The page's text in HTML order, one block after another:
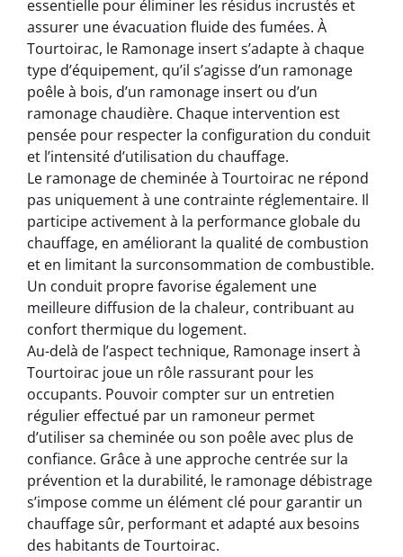
essentielle pour éliminer les résidus incrustés et
assurer une évacuation fluide des fumées. À
Tourtoirac, le Ramonage insert s’adapte à chaque
type d’équipement, qu’il s’agisse d’un ramonage
poêle à bois, d’un ramonage insert ou d’un
ramonage chaudière. Chaque intervention est
pensée pour respecter la configuration du conduit
et l’intensité d’utilisation du chauffage.
Le ramonage de cheminée à Tourtoirac ne répond
pas uniquement à une contrainte réglementaire. Il
participe activement à la performance globale du
chauffage, en améliorant la qualité de combustion
et en limitant la surconsommation de combustible.
Un conduit propre favorise également une
meilleure diffusion de la chaleur, contribuant au
confort thermique du logement.
Au-delà de l’aspect technique, Ramonage insert à
Tourtoirac joue un rôle rassurant pour les
occupants. Pouvoir compter sur un entretien
régulier effectué par un ramoneur permet
d’utiliser sa cheminée ou son poêle avec plus de
confiance. Grâce à une approche centrée sur la
prévention et la durabilité, le ramonage débistrage
s’impose comme un élément clé pour garantir un
chauffage sûr, performant et adapté aux besoins
des habitants de Tourtoirac.